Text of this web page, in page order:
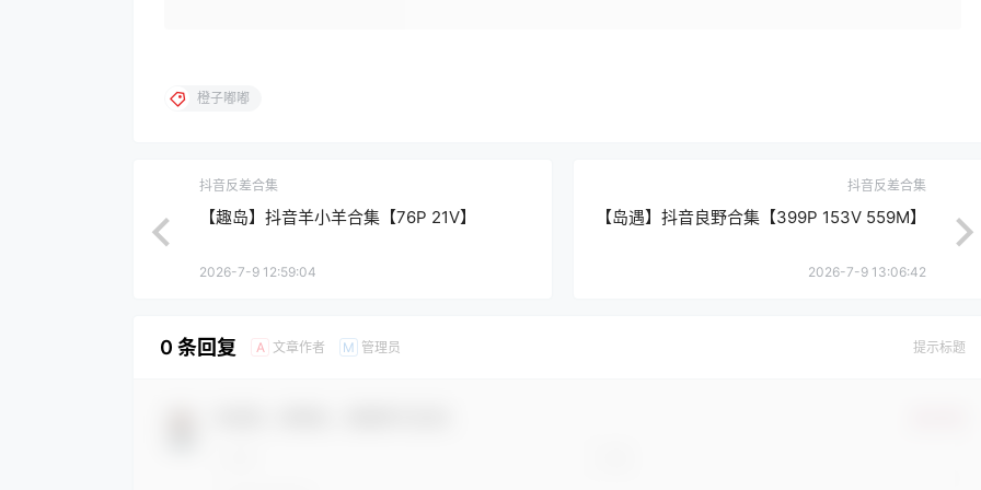
橙子嘟嘟
抖音反差合集
【趣岛】抖音羊小羊合集【76P 21V】
2026-7-9 12:59:04
抖音反差合集
【岛遇】抖音良野合集【399P 153V 559M】
2026-7-9 13:06:42
0 条回复 A 文章作者 M 管理员 提示标题